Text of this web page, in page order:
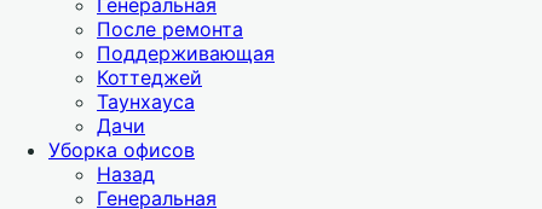
Генеральная
После ремонта
Поддерживающая
Коттеджей
Таунхауса
Дачи
Уборка офисов
Назад
Генеральная